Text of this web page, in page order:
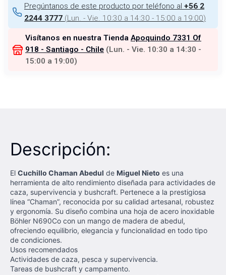
Pregúntanos de este producto por teléfono al +56 2
2244 3777 (Lun. - Vie. 10:30 a 14:30 - 15:00 a 19:00)
Visítanos en nuestra Tienda Apoquindo 7331 Of
918 - Santiago - Chile (Lun. - Vie. 10:30 a 14:30 -
15:00 a 19:00)
Descripción:
El Cuchillo Chaman Abedul de Miguel Nieto es una
herramienta de alto rendimiento diseñada para actividades de
caza, supervivencia y bushcraft. Pertenece a la prestigiosa
línea “Chaman”, reconocida por su calidad artesanal, robustez
y ergonomía. Su diseño combina una hoja de acero inoxidable
Böhler N690Co con un mango de madera de abedul,
ofreciendo equilibrio, elegancia y funcionalidad en todo tipo
de condiciones.
Usos recomendados
Actividades de caza, pesca y supervivencia.
Tareas de bushcraft y campamento.